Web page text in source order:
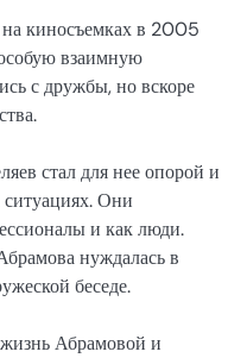
на киносъемках в 2005
взаимную
с дружбы, но вскоре
стал для нее опорой и
Они
и как люди.
нуждалась в
беседе.
Абрамовой и